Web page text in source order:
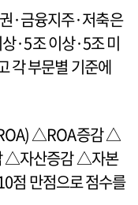
·금융지주·저축은
·5조 이상·5조 미
각 부문별 기준에
△ROA증감 △
△자산증감 △자본
점 만점으로 점수를